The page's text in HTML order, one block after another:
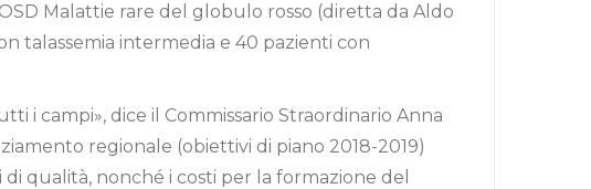
Malattie rare del globulo rosso (diretta da Aldo
talassemia intermedia e 40 pazienti con
i campi», dice il Commissario Straordinario Anna
regionale (obiettivi di piano 2018-2019)
qualità, nonché i costi per la formazione del